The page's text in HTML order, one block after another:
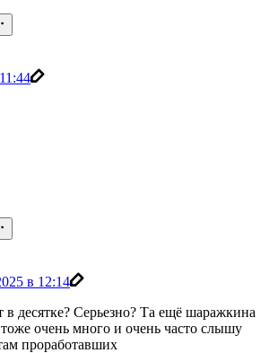
в 12:14
десятке? Серьезно? Та ещё шаражкина
очень много и очень часто слышу
проработавших